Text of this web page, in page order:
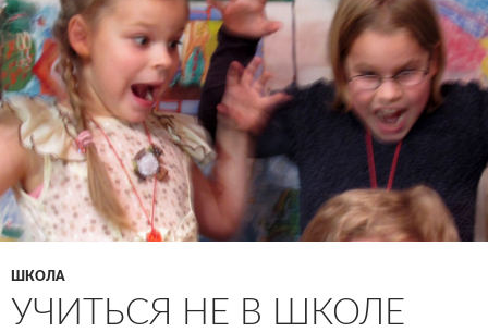
ШКОЛА
УЧИТЬСЯ НЕ В ШКОЛЕ